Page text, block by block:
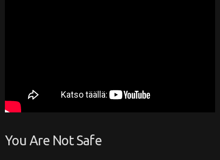
You Are Not Safe